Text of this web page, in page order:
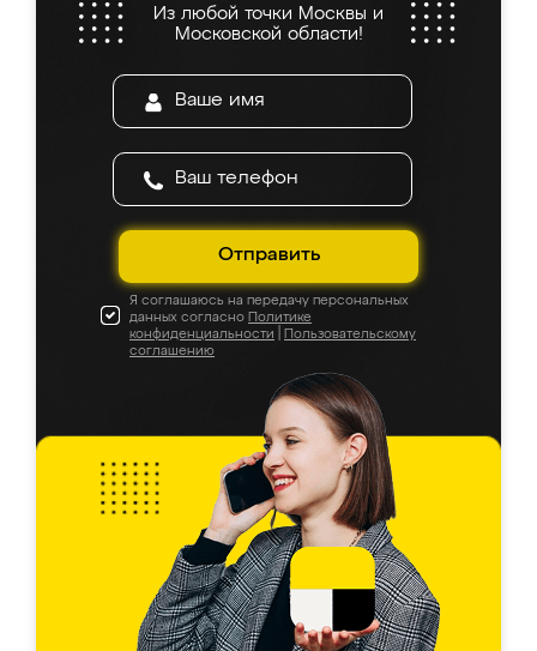
Из любой точки Москвы и
Московской области!
Отправить
Я соглашаюсь на передачу персональных
данных согласно Политике
конфиденциальности
Пользовательскому
соглашению